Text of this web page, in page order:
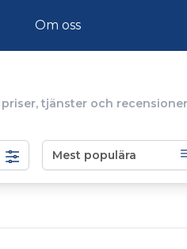
Om oss
tjänster och